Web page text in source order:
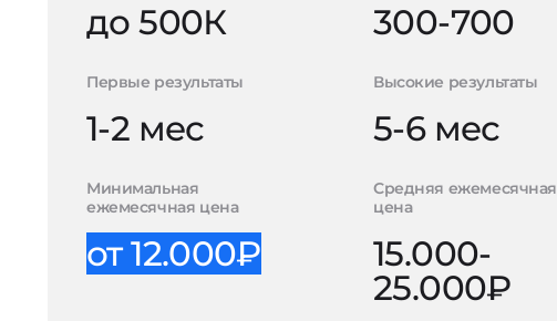
до 500К 300-700
Первые результаты
1-2 мес
Высокие результаты
5-6 мес
Минимальная
ежемесячная цена
от 12.000₽
Средняя ежемесячная
цена
15.000-
25.000₽